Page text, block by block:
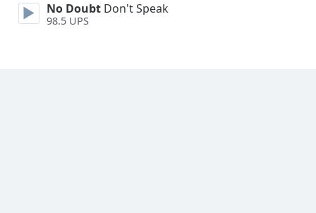
dialog
window.
No Doubt Don't Speak
98.5 UPS